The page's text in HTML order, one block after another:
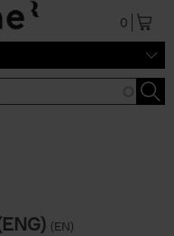
0
(EN)